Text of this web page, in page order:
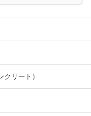
クリート）